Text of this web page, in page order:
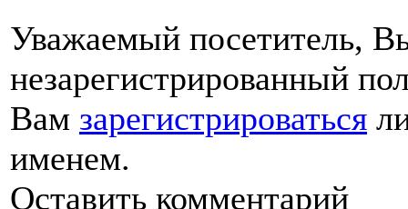
Уважаемый посетитель,
незарегистрированный
Вам зарегистрироваться
именем.
Оставить комментарий